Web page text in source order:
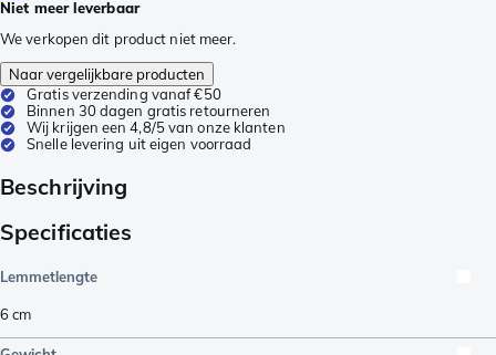
Niet meer leverbaar
We verkopen dit product niet meer.
Naar vergelijkbare producten
Gratis verzending vanaf €50
Binnen 30 dagen gratis retourneren
Wij krijgen een 4,8/5 van onze klanten
Snelle levering uit eigen voorraad
Beschrijving
Specificaties
Lemmetlengte
6cm